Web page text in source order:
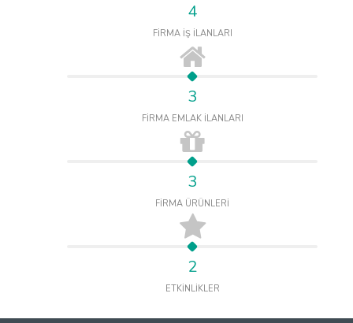
4
FİRMA İŞ İLANLARI
3
FİRMA EMLAK İLANLARI
3
FİRMA ÜRÜNLERİ
2
ETKİNLİKLER